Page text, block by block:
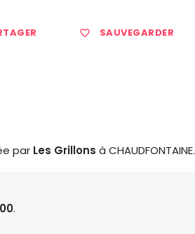
SAUVEGARDER
par Les Grillons à CHAUDFONTAINE.
.